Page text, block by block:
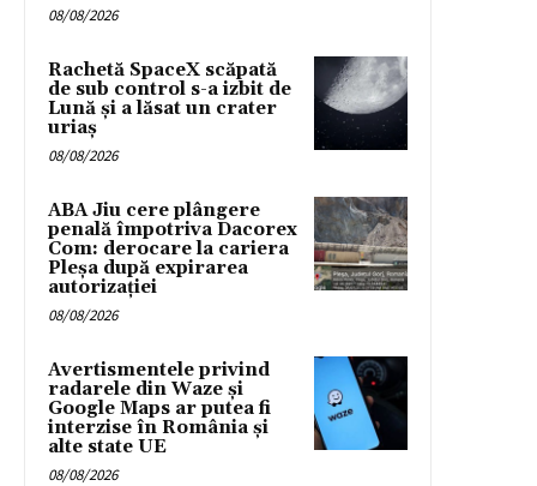
08/08/2026
Rachetă SpaceX scăpată
de sub control s-a izbit de
Lună și a lăsat un crater
uriaș
08/08/2026
ABA Jiu cere plângere
penală împotriva Dacorex
Com: derocare la cariera
Pleșa după expirarea
autorizației
08/08/2026
Avertismentele privind
radarele din Waze și
Google Maps ar putea fi
interzise în România și
alte state UE
08/08/2026